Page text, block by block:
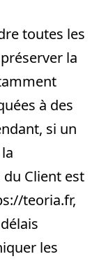
toutes les
la
à des
si un
Client est
teoria.fr,
les